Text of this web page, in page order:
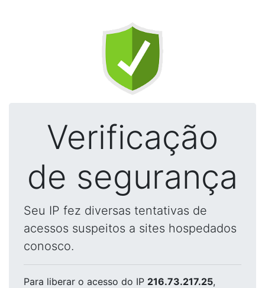
Verificação
de segurança
Seu IP fez diversas tentativas de
acessos suspeitos a sites hospedados
conosco.
Para liberar o acesso do IP 216.73.217.25,